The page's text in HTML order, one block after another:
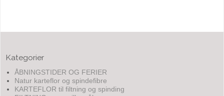
Kategorier
ÅBNINGSTIDER OG FERIER
Natur karteflor og spindefibre
KARTEFLOR til filtning og spinding